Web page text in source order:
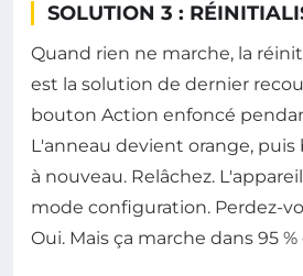
SOLUTION 3 :
Quand rien ne marche, la
est la solution de dernier
bouton Action enfoncé
L'anneau devient orange, puis
à nouveau. Relâchez.
mode configuration. Perdez-
Oui. Mais ça marche dans 95 %